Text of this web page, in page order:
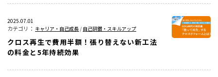
2025.07.01
キャリア・自己成長 / 自己研鑽・スキルアップ
クロス再生で費用半額！張り替えない新工法
の料金と5年持続効果